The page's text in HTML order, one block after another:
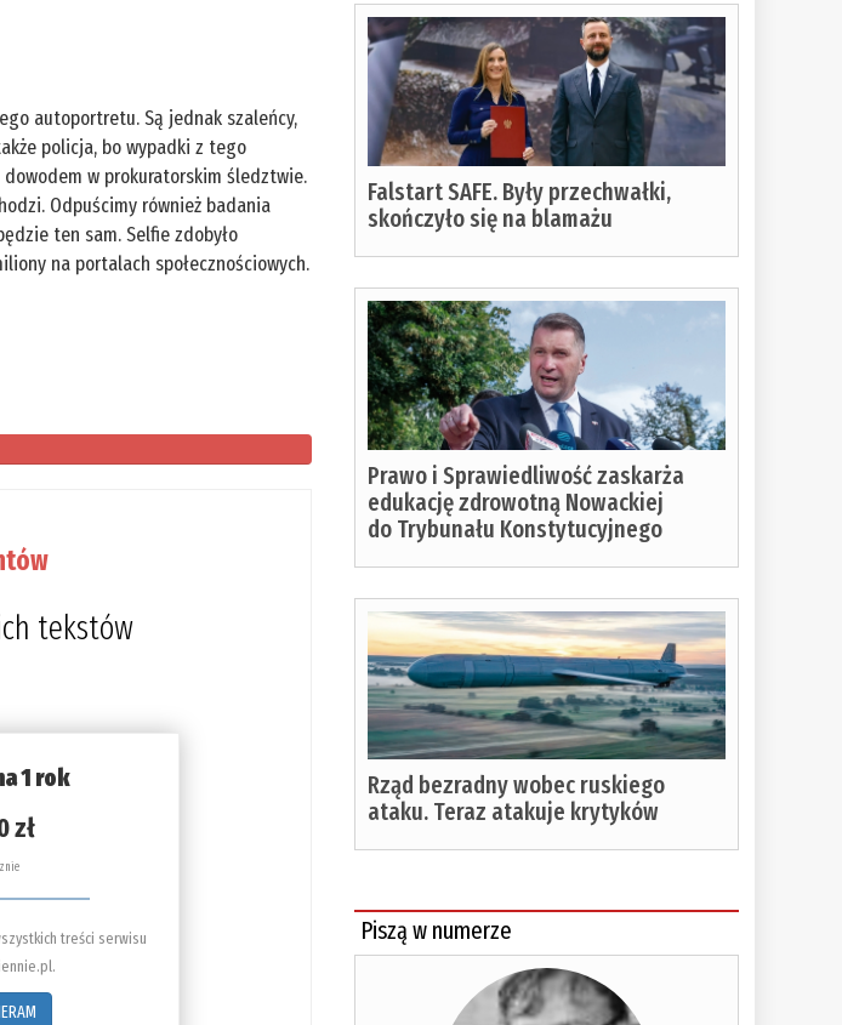
autoportretu. Są jednak szaleńcy,
policja, bo wypadki z tego
w prokuratorskim śledztwie.
Odpuścimy również badania
ten sam. Selfie zdobyło
na portalach społecznościowych.
tekstów
1 rok
zł
treści serwisu
Falstart SAFE. Były przechwałki,
skończyło się na blamażu
Prawo i Sprawiedliwość zaskarża
edukację zdrowotną Nowackiej
do Trybunału Konstytucyjnego
Rząd bezradny wobec ruskiego
ataku. Teraz atakuje krytyków
Piszą w numerze